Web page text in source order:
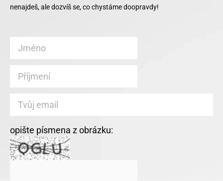
nenajdeš, ale dozvíš se, co chystáme doopravdy!
opište písmena z obrázku: